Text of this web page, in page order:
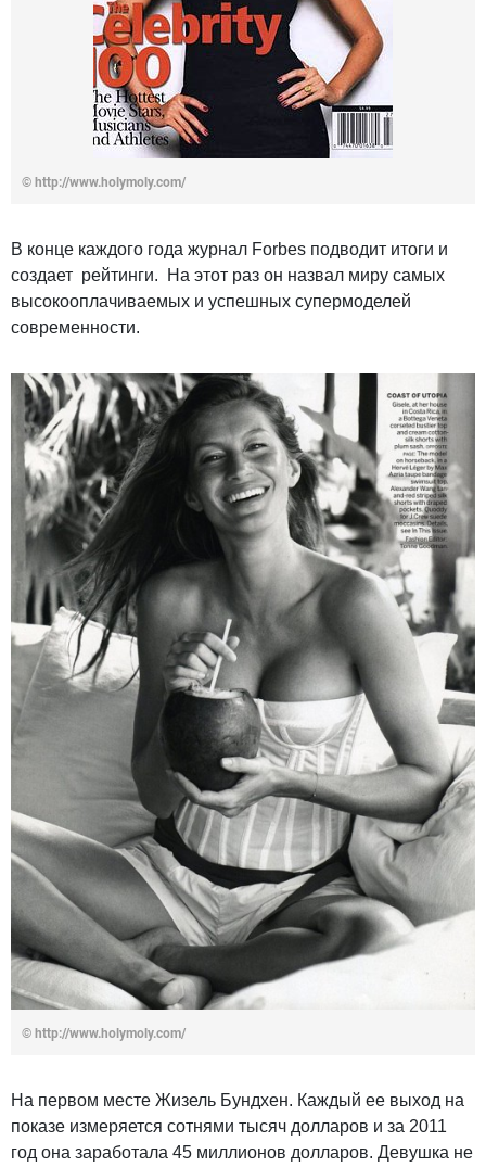
© http://www.holymoly.com/
В конце каждого года журнал Forbes подводит итоги и
создает рейтинги. На этот раз он назвал миру самых
высокооплачиваемых и успешных супермоделей
современности.
© http://www.holymoly.com/
На первом месте Жизель Бундхен. Каждый ее выход на
показе измеряется сотнями тысяч долларов и за 2011
год она заработала 45 миллионов долларов. Девушка не